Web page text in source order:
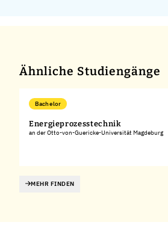
Ähnliche Studiengänge
Bachelor
Energieprozesstechnik
an der Otto-von-Guericke-Universität Magdeburg
MEHR FINDEN